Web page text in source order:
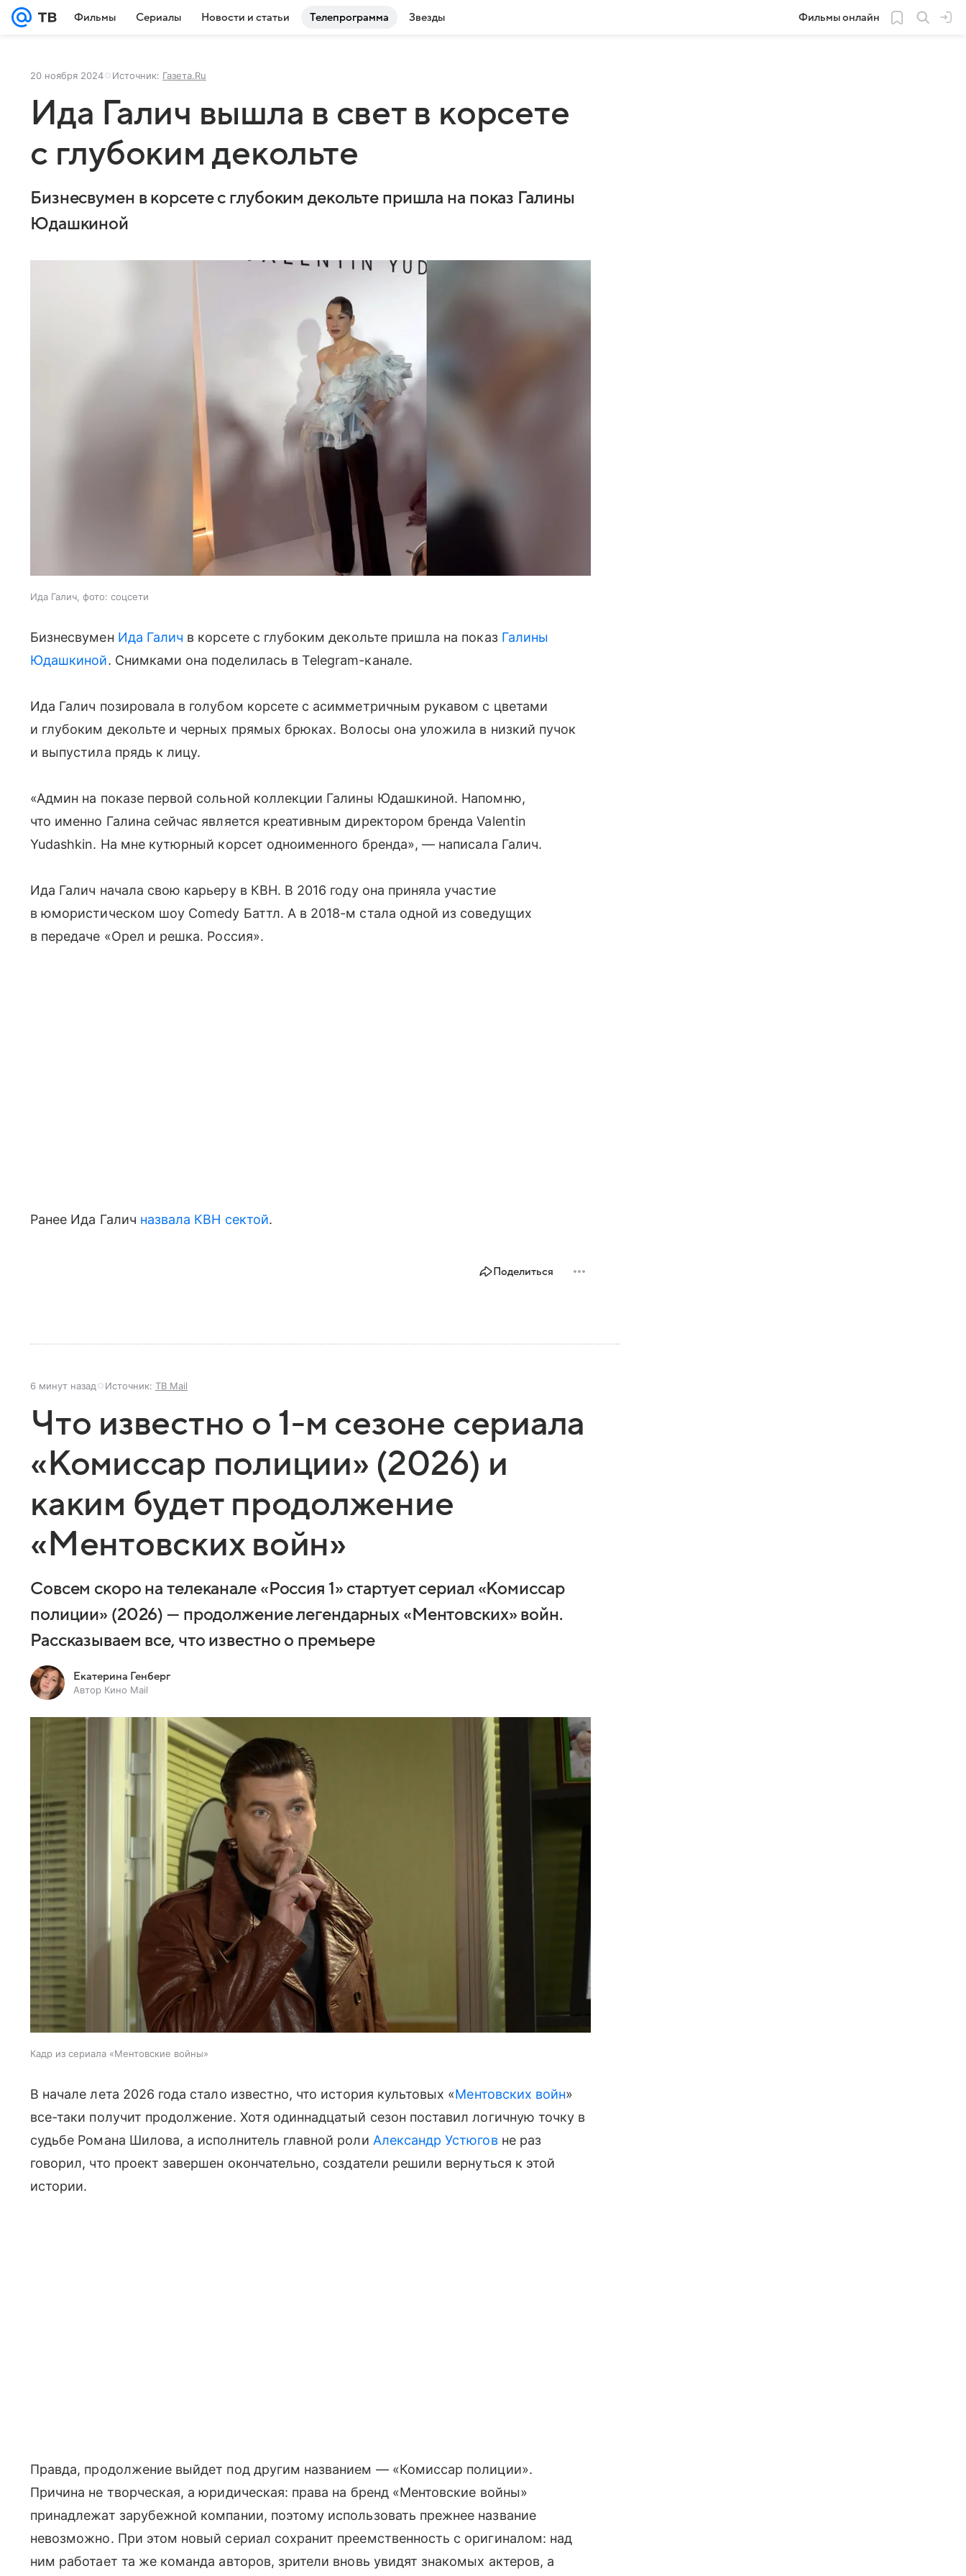
Фильмы Сериалы Новости и статьи Телепрограмма Звезды Фильмы онлайн
20 ноября 2024 Источник: Газета.Ru
Ида Галич вышла в свет в корсете
с глубоким декольте
Бизнесвумен в корсете с глубоким декольте пришла на показ Галины
Юдашкиной
Ида Галич, фото: соцсети
Бизнесвумен Ида Галич в корсете с глубоким декольте пришла на показ Галины
Юдашкиной. Снимками она поделилась в Telegram-канале.
Ида Галич позировала в голубом корсете с асимметричным рукавом с цветами
и глубоким декольте и черных прямых брюках. Волосы она уложила в низкий пучок
и выпустила прядь к лицу.
«Админ на показе первой сольной коллекции Галины Юдашкиной. Напомню,
что именно Галина сейчас является креативным директором бренда Valentin
Yudashkin. На мне кутюрный корсет одноименного бренда», — написала Галич.
Ида Галич начала свою карьеру в КВН. В 2016 году она приняла участие
в юмористическом шоу Comedy Баттл. А в 2018-м стала одной из соведущих
в передаче «Орел и решка. Россия».
Ранее Ида Галич назвала КВН сектой.
Поделиться
6 минут назад Источник: ТВ Mail
Что известно о 1-м сезоне сериала
«Комиссар полиции» (2026) и
каким будет продолжение
«Ментовских войн»
Совсем скоро на телеканале «Россия 1» стартует сериал «Комиссар
полиции» (2026) — продолжение легендарных «Ментовских» войн.
Рассказываем все, что известно о премьере
Екатерина Генберг
Автор Кино Mail
Кадр из сериала «Ментовские войны»
В начале лета 2026 года стало известно, что история культовых «Ментовских войн»
все-таки получит продолжение. Хотя одиннадцатый сезон поставил логичную точку в
судьбе Романа Шилова, а исполнитель главной роли Александр Устюговне раз
говорил, что проект завершен окончательно, создатели решили вернуться к этой
истории.
Правда, продолжение выйдет под другим названием — «Комиссар полиции».
Причина не творческая, а юридическая: права на бренд «Ментовские войны»
принадлежат зарубежной компании, поэтому использовать прежнее название
невозможно. При этом новый сериал сохранит преемственность с оригиналом: над
ним работает та же команда авторов, зрители вновь увидят знакомых актеров, а